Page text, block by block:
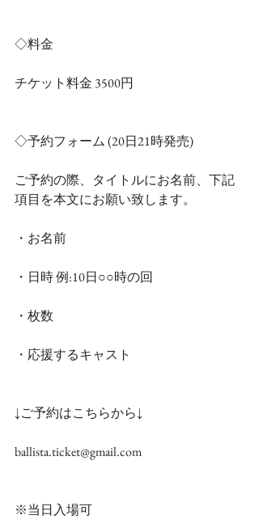
◇料金
チケット料金 3500円
◇予約フォーム (20日21時発売)
ご予約の際、タイトルにお名前、下記
項目を本文にお願い致します。
・お名前
・日時 例:10日○○時の回
・枚数
・応援するキャスト
↓ご予約はこちらから↓
ballista.ticket@gmail.com
※当日入場可